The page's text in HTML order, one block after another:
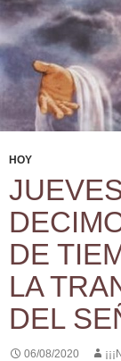
HOY
DE
LA
DEL
06/08/2020